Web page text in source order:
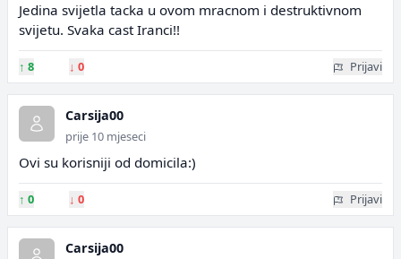
Jedina svijetla tacka u ovom mracnom i destruktivnom
svijetu. Svaka cast Iranci!!
↑ 8 ↓ 0 Prijavi
Carsija00
prije 10 mjeseci
Ovi su korisniji od domicila:)
↑ 0 ↓ 0 Prijavi
Carsija00